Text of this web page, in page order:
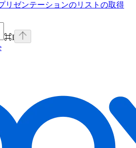
リゼンテーションのリストの取得
⌘I